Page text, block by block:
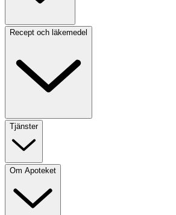
Recept och läkemedel
Tjänster
Om Apoteket